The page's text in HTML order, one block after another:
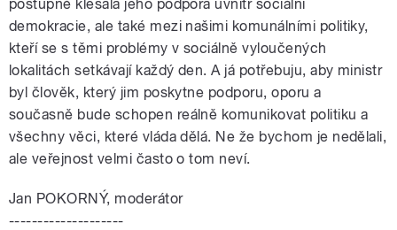
postupně klesala jeho podpora uvnitř sociální
demokracie, ale také mezi našimi komunálními politiky,
kteří se s těmi problémy v sociálně vyloučených
lokalitách setkávají každý den. A já potřebuju, aby ministr
byl člověk, který jim poskytne podporu, oporu a
současně bude schopen reálně komunikovat politiku a
všechny věci, které vláda dělá. Ne že bychom je nedělali,
ale veřejnost velmi často o tom neví.
Jan POKORNÝ, moderátor
--------------------